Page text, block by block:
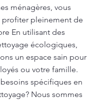
ménagères, vous
pleinement de
En utilisant des
écologiques,
un espace sain pour
ou votre famille.
spécifiques en
Nous sommes